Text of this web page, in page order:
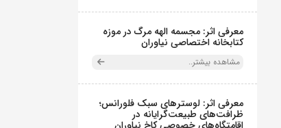
معرفی اثر: مجسمه الهه مرگ در موزه
کتابخانه اختصاصی نیاوران
مشاهده بیشتر..
معرفی اثر: لوسترهای سبک فلورانس؛
ظرافت‌های طبیعت‌گرایانه در